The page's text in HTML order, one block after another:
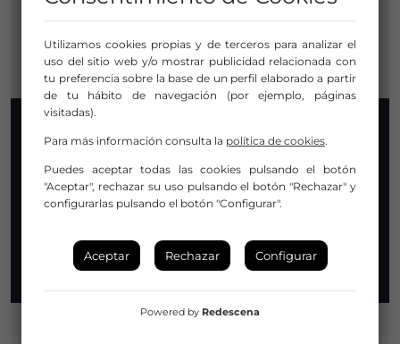
Cáceres (Cáceres)
Extremadura
Utilizamos cookies propias y de terceros para analizar el
uso del sitio web y/o mostrar publicidad relacionada con
tu preferencia sobre la base de un perfil elaborado a partir
de tu hábito de navegación (por ejemplo, páginas
visitadas).
Para más información consulta la política de cookies.
Puedes aceptar todas las cookies pulsando el botón
"Aceptar", rechazar su uso pulsando el botón "Rechazar" y
configurarlas pulsando el botón "Configurar".
Aceptar Rechazar Configurar
Powered by Redescena